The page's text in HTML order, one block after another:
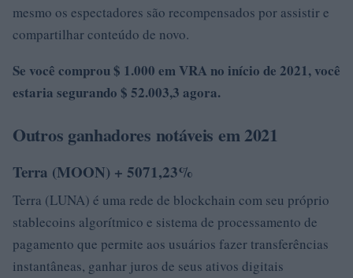
mesmo os espectadores são recompensados ​​por assistir e
compartilhar conteúdo de novo.
Se você comprou $ 1.000 em VRA no início de 2021, você
estaria segurando $ 52.003,3 agora.
Outros ganhadores notáveis ​​em 2021
Terra (MOON) + 5071,23%
Terra (LUNA) é uma rede de blockchain com seu próprio
stablecoins algorítmico e sistema de processamento de
pagamento que permite aos usuários fazer transferências
instantâneas, ganhar juros de seus ativos digitais